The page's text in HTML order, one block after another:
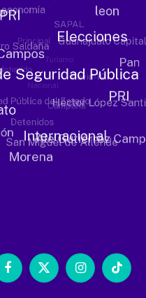
Facebook
X
InstagramTikTok